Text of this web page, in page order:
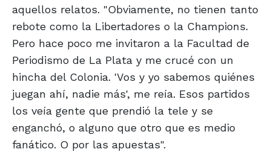
aquellos relatos. "Obviamente, no tienen tanto
rebote como la Libertadores o la Champions.
Pero hace poco me invitaron a la Facultad de
Periodismo de La Plata y me crucé con un
hincha del Colonia. 'Vos y yo sabemos quiénes
juegan ahí, nadie más', me reía. Esos partidos
los veía gente que prendió la tele y se
enganchó, o alguno que otro que es medio
fanático. O por las apuestas".